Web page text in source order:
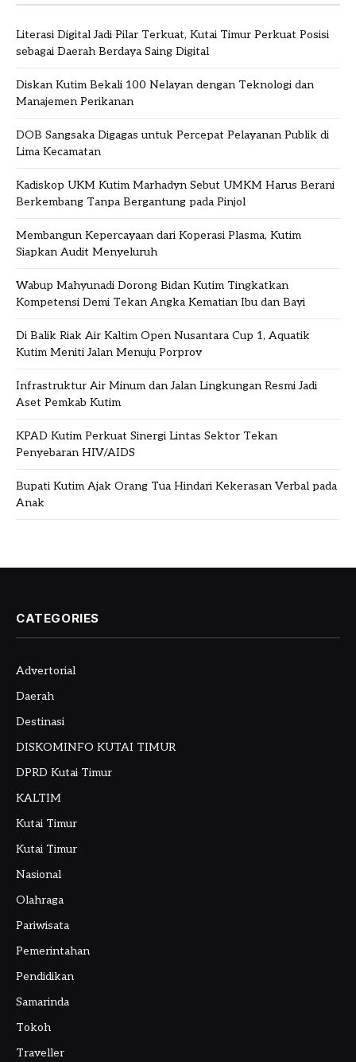
Literasi Digital Jadi Pilar Terkuat, Kutai Timur Perkuat Posisi
sebagai Daerah Berdaya Saing Digital
Diskan Kutim Bekali 100 Nelayan dengan Teknologi dan
Manajemen Perikanan
DOB Sangsaka Digagas untuk Percepat Pelayanan Publik di
Lima Kecamatan
Kadiskop UKM Kutim Marhadyn Sebut UMKM Harus Berani
Berkembang Tanpa Bergantung pada Pinjol
Membangun Kepercayaan dari Koperasi Plasma, Kutim
Siapkan Audit Menyeluruh
Wabup Mahyunadi Dorong Bidan Kutim Tingkatkan
Kompetensi Demi Tekan Angka Kematian Ibu dan Bayi
Di Balik Riak Air Kaltim Open Nusantara Cup 1, Aquatik
Kutim Meniti Jalan Menuju Porprov
Infrastruktur Air Minum dan Jalan Lingkungan Resmi Jadi
Aset Pemkab Kutim
KPAD Kutim Perkuat Sinergi Lintas Sektor Tekan
Penyebaran HIV/AIDS
Bupati Kutim Ajak Orang Tua Hindari Kekerasan Verbal pada
Anak
CATEGORIES
Advertorial
Daerah
Destinasi
DISKOMINFO KUTAI TIMUR
DPRD Kutai Timur
KALTIM
Kutai Timur
Kutai Timur
Nasional
Olahraga
Pariwisata
Pemerintahan
Pendidikan
Samarinda
Tokoh
Traveller